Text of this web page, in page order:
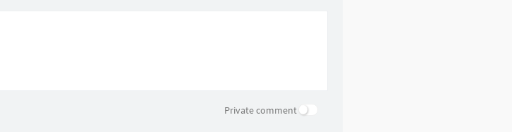
Private comment